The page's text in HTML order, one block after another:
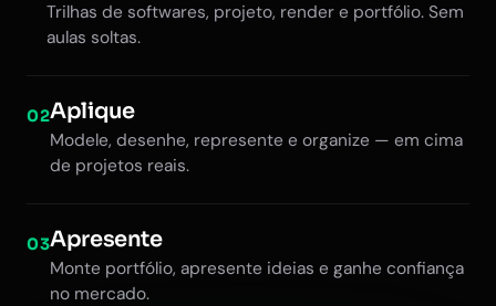
Trilhas de softwares, projeto, render e portfólio. Sem
aulas soltas.
02Aplique
Modele, desenhe, represente e organize — em cima
de projetos reais.
03Apresente
Monte portfólio, apresente ideias e ganhe confiança
no mercado.